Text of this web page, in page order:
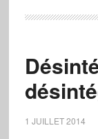
1 JUILLET 2014